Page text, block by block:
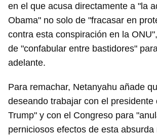
en el que acusa directamente a "la
Obama" no solo de "fracasar en
contra esta conspiración en la
de "confabular entre bastidores"
adelante.
Para remachar, Netanyahu añade
deseando trabajar con el presidente
Trump" y con el Congreso para
perniciosos efectos de esta absurda